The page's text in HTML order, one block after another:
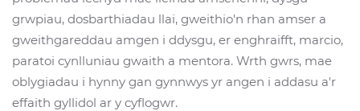
grwpiau, dosbarthiadau llai, gweithio'n rhan amser a
gweithgareddau amgen i ddysgu, er enghraifft, marcio,
paratoi cynlluniau gwaith a mentora. Wrth gwrs, mae
oblygiadau i hynny gan gynnwys yr angen i addasu a'r
effaith gyllidol ar y cyflogwr.